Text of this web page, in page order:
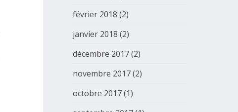
février 2018 (2)
janvier 2018 (2)
décembre 2017(2)
novembre 2017(2)
octobre 2017(1)